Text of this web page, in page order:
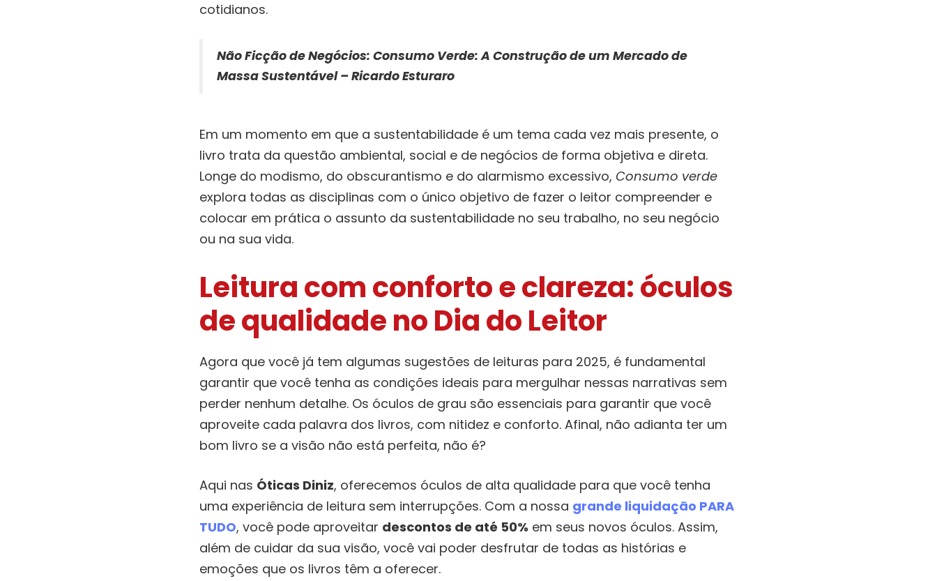
cotidianos.
Não Ficção de Negócios: Consumo Verde: A Construção de um Mercado de
Massa Sustentável – Ricardo Esturaro
Em um momento em que a sustentabilidade é um tema cada vez mais presente, o
livro trata da questão ambiental, social e de negócios de forma objetiva e direta.
Longe do modismo, do obscurantismo e do alarmismo excessivo, Consumo verde
explora todas as disciplinas com o único objetivo de fazer o leitor compreender e
colocar em prática o assunto da sustentabilidade no seu trabalho, no seu negócio
ou na sua vida.
Leitura com conforto e clareza: óculos
de qualidadeno Dia do Leitor
Agora que você já tem algumas sugestões de leituras para 2025, é fundamental
garantir que você tenha as condições ideais para mergulhar nessas narrativas sem
perder nenhum detalhe. Os óculos de grau são essenciais para garantir que você
aproveite cada palavra dos livros, com nitidez e conforto. Afinal, não adianta ter um
bom livro se a visão não está perfeita, não é?
Aqui nas Óticas Diniz, oferecemos óculos de alta qualidade para que você tenha
uma experiência de leitura sem interrupções. Com a nossa grande liquidação PARA
TUDO, você pode aproveitar descontos de até 50% em seus novos óculos. Assim,
além de cuidar da sua visão, você vai poder desfrutar de todas as histórias e
emoções que os livros têm a oferecer.